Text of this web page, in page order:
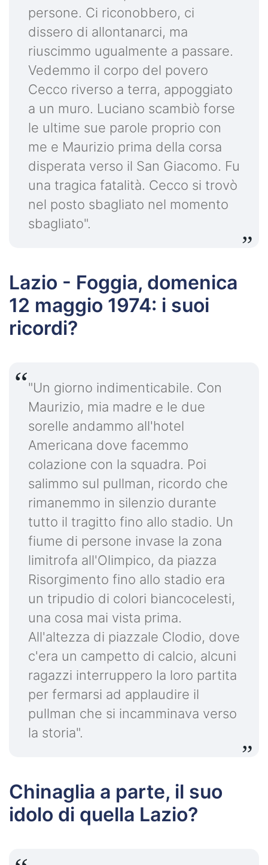
persone. Ci riconobbero, ci
dissero di allontanarci, ma
riuscimmo ugualmente a passare.
Vedemmo il corpo del povero
Cecco riverso a terra, appoggiato
a un muro. Luciano scambiò forse
le ultime sue parole proprio con
me e Maurizio prima della corsa
disperata verso il San Giacomo. Fu
una tragica fatalità. Cecco si trovò
nel posto sbagliato nel momento
sbagliato".
Lazio - Foggia, domenica
12 maggio 1974: i suoi
ricordi?
"Un giorno indimenticabile. Con
Maurizio, mia madre e le due
sorelle andammo all'hotel
Americana dove facemmo
colazione con la squadra. Poi
salimmo sul pullman, ricordo che
rimanemmo in silenzio durante
tutto il tragitto fino allo stadio. Un
fiume di persone invase la zona
limitrofa all'Olimpico, da piazza
Risorgimento fino allo stadio era
un tripudio di colori biancocelesti,
una cosa mai vista prima.
All'altezza di piazzale Clodio, dove
c'era un campetto di calcio, alcuni
ragazzi interruppero la loro partita
per fermarsi ad applaudire il
pullman che si incamminava verso
la storia".
Chinaglia a parte, il suo
idolo di quella Lazio?